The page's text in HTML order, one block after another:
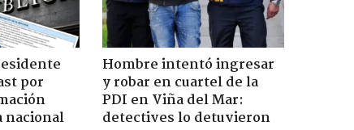
por
nacional
Hombre intentó ingresar
y robar en cuartel de la
PDI en Viña del Mar:
detectives lo detuvieron